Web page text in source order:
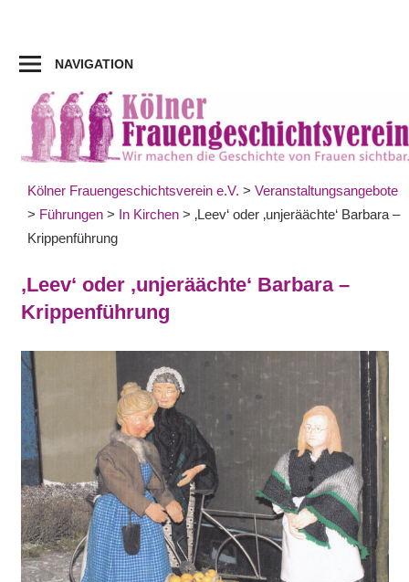
springen
NAVIGATION
Kölner Frauengeschichtsverein e.V. > Veranstaltungsangebote
> Führungen > In Kirchen > ‚Leev‘ oder ‚unjeräächte‘ Barbara –
Krippenführung
‚Leev‘ oder ‚unjeräächte‘ Barbara –
Krippenführung